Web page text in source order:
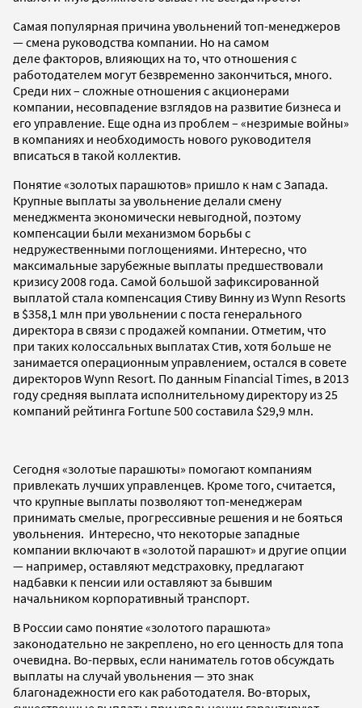
Самая популярная причина увольнений топ-менеджеров
— смена руководства компании. Но на самом
деле факторов, влияющих на то, что отношения с
работодателем могут безвременно закончиться, много.
Среди них – сложные отношения с акционерами
компании, несовпадение взглядов на развитие бизнеса и
его управление. Еще одна из проблем – «незримые войны»
в компаниях и необходимость нового руководителя
вписаться в такой коллектив.
Понятие «золотых парашютов» пришло к нам с Запада.
Крупные выплаты за увольнение делали смену
менеджмента экономически невыгодной, поэтому
компенсации были механизмом борьбы с
недружественными поглощениями. Интересно, что
максимальные зарубежные выплаты предшествовали
кризису 2008 года. Самой большой зафиксированной
выплатой стала компенсация Стиву Винну из Wynn Resorts
в $358,1 млн при увольнении с поста генерального
директора в связи с продажей компании. Отметим, что
при таких колоссальных выплатах Стив, хотя больше не
занимается операционным управлением, остался в совете
директоров Wynn Resort. По данным Financial Times, в 2013
году средняя выплата исполнительному директору из 25
компаний рейтинга Fortune 500 составила $29,9 млн.
Сегодня «золотые парашюты» помогают компаниям
привлекать лучших управленцев. Кроме того, считается,
что крупные выплаты позволяют топ-менеджерам
принимать смелые, прогрессивные решения и не бояться
увольнения. Интересно, что некоторые западные
компании включают в «золотой парашют» и другие опции
— например, оставляют медстраховку, предлагают
надбавки к пенсии или оставляют за бывшим
начальником корпоративный транспорт.
В России само понятие «золотого парашюта»
законодательно не закреплено, но его ценность для топа
очевидна. Во-первых, если наниматель готов обсуждать
выплаты на случай увольнения — это знак
благонадежности его как работодателя. Во-вторых,